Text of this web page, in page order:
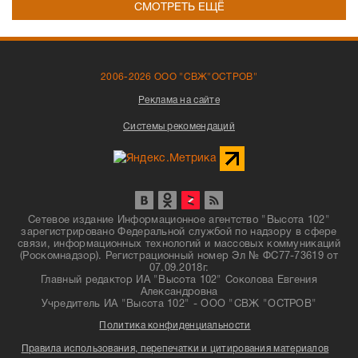
СМОТРЕТЬ ЕЩЁ
2006-2026 ООО "СВЖ"ОСТРОВ"
Реклама на сайте
Системы рекомендаций
Сетевое издание Информационное агентство "Высота 102"
зарегистрировано Федеральной службой по надзору в сфере
связи, информационных технологий и массовых коммуникаций
(Роскомнадзор). Регистрационный номер Эл № ФС77-73619 от
07.09.2018г.
Главный редактор ИА "Высота 102" Соколова Евгения
Александровна
Учредитель ИА "Высота 102" - ООО "СВЖ "ОСТРОВ"
Политика конфиденциальности
Правила использования, перепечатки и цитирования материалов